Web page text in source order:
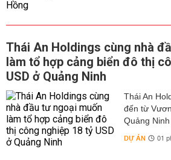
Thái An Holdings cùng nhà
làm tổ hợp cảng biển đô thị
USD ở Quảng Ninh
Thái An
đến từ
Quảng
DỰ ÁN 01